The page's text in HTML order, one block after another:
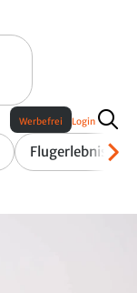
Flugerlebnis
Werbefrei Login